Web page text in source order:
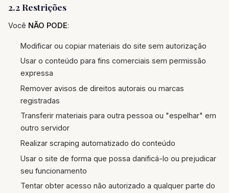
2.2 Restrições
Você NÃO PODE:
Modificar ou copiar materiais do site sem autorização
Usar o conteúdo para fins comerciais sem permissão
expressa
Remover avisos de direitos autorais ou marcas
registradas
Transferir materiais para outra pessoa ou "espelhar" em
outro servidor
Realizar scraping automatizado do conteúdo
Usar o site de forma que possa danificá-lo ou prejudicar
seu funcionamento
Tentar obter acesso não autorizado a qualquer parte do